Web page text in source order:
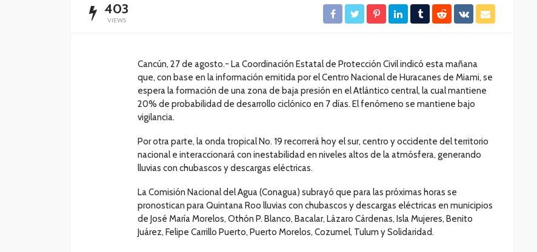
403
VIEWS
Cancún, 27 de agosto.- La Coordinación Estatal de Protección Civil indicó esta mañana
que, con base en la información emitida por el Centro Nacional de Huracanes de Miami, se
espera la formación de una zona de baja presión en el Atlántico central, la cual mantiene
20% de probabilidad de desarrollo ciclónico en 7 días. El fenómeno se mantiene bajo
vigilancia.
Por otra parte, la onda tropical No. 19 recorrerá hoy el sur, centro y occidente del territorio
nacional e interaccionará con inestabilidad en niveles altos de la atmósfera, generando
lluvias con chubascos y descargas eléctricas.
La Comisión Nacional del Agua (Conagua) subrayó que para las próximas horas se
pronostican para Quintana Roo lluvias con chubascos y descargas eléctricas en municipios
de José María Morelos, Othón P. Blanco, Bacalar, Lázaro Cárdenas, Isla Mujeres, Benito
Juárez, Felipe Carrillo Puerto, Puerto Morelos, Cozumel, Tulum y Solidaridad.